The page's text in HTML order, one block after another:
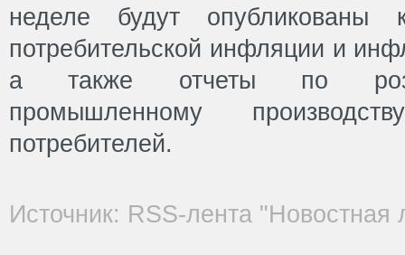
неделе будут опубликованы
потребительской инфляции и
а также отчеты по
промышленному
потребителей.
Источник: RSS-лента "Новостная